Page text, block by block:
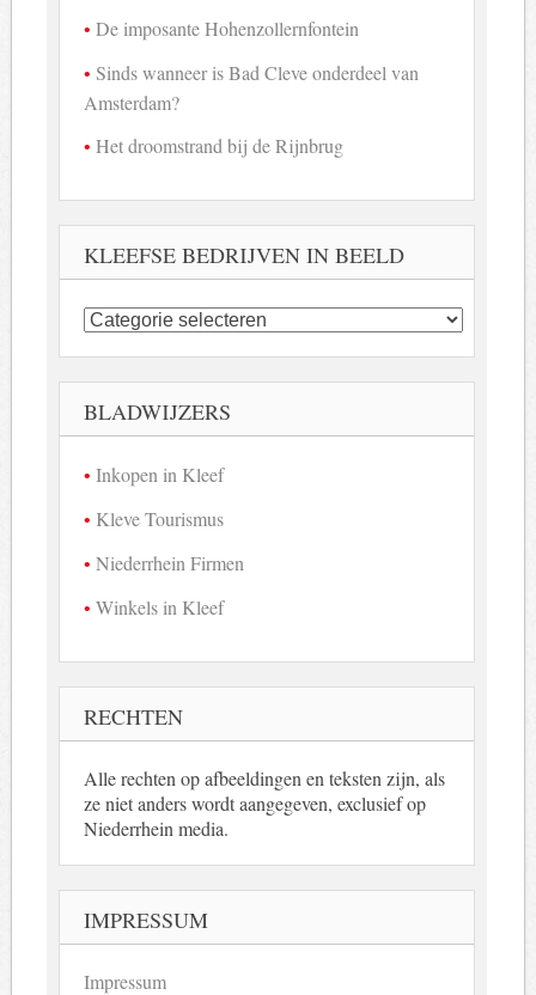
De imposante Hohenzollernfontein
Sinds wanneer is Bad Cleve onderdeel van
Amsterdam?
Het droomstrand bij de Rijnbrug
KLEEFSE BEDRIJVEN IN BEELD
Kleefse
bedrijven
beeld
BLADWIJZERS
Inkopen in Kleef
Kleve Tourismus
Niederrhein Firmen
Winkels in Kleef
RECHTEN
Alle rechten op afbeeldingen en teksten zijn, als
ze niet anders wordt aangegeven, exclusief op
Niederrhein media.
IMPRESSUM
Impressum